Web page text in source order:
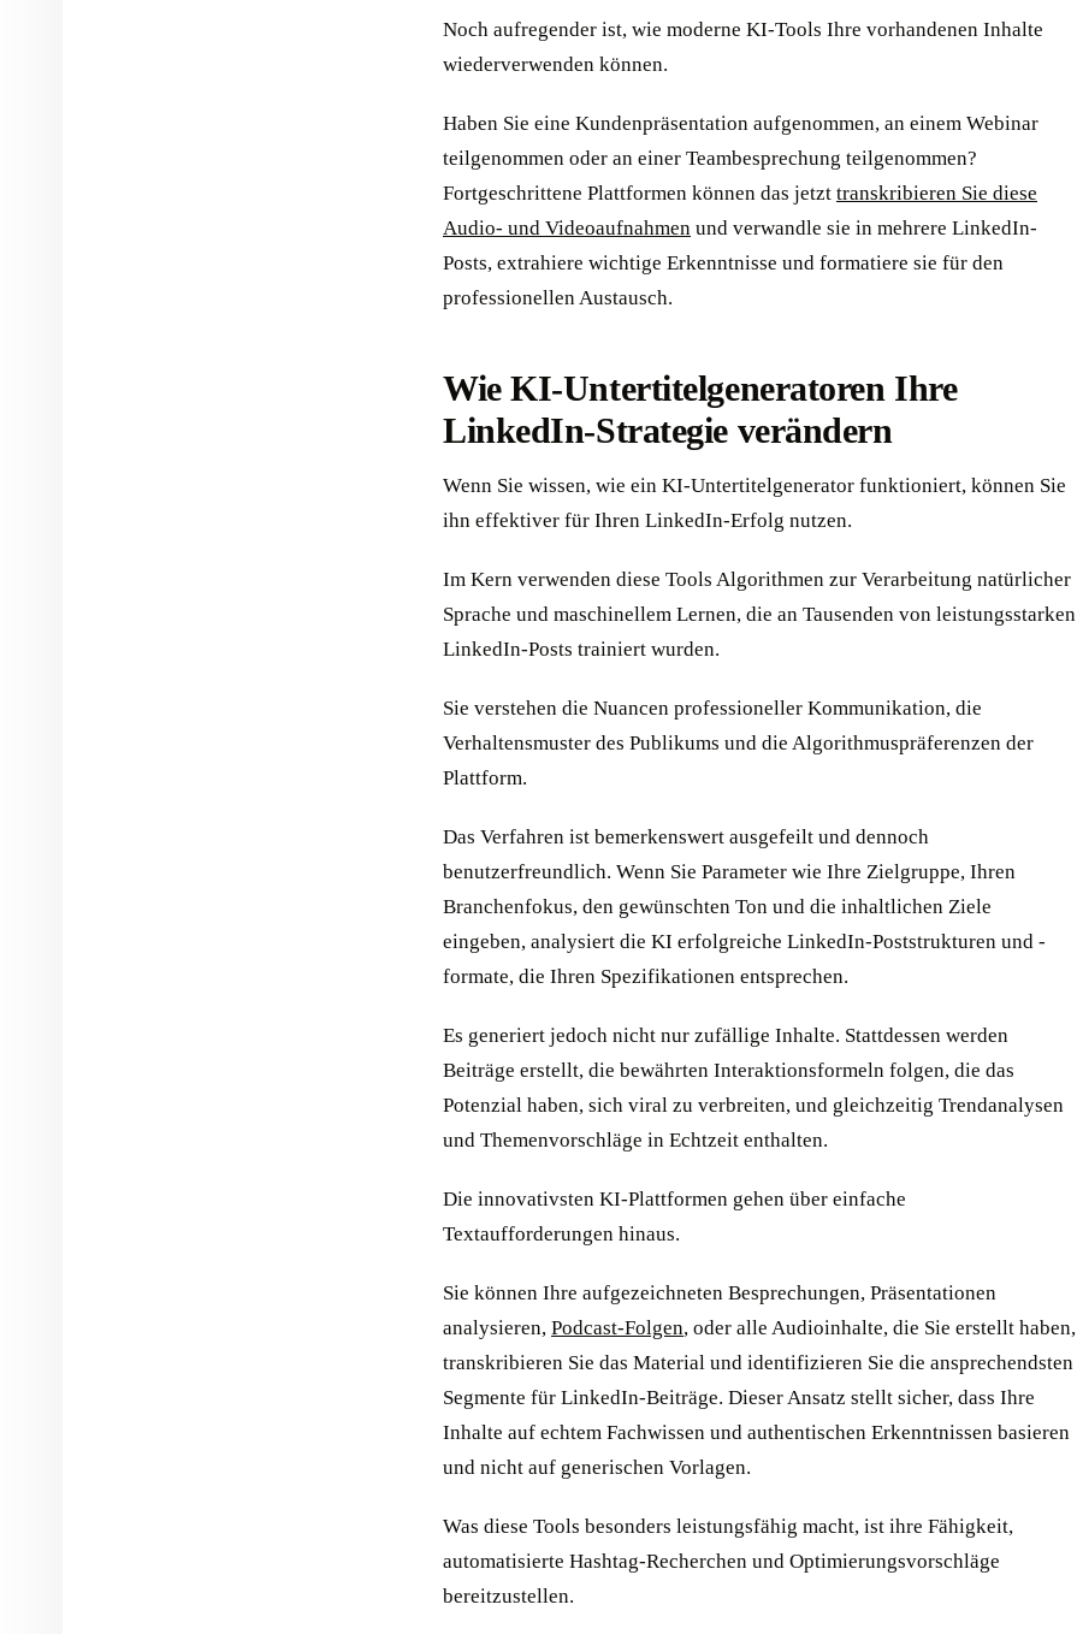
Noch aufregender ist, wie moderne KI-Tools Ihre vorhandenen Inhalte
wiederverwenden können.
Haben Sie eine Kundenpräsentation aufgenommen, an einem Webinar
teilgenommen oder an einer Teambesprechung teilgenommen?
Fortgeschrittene Plattformen können das jetzt transkribieren Sie diese
Audio- und Videoaufnahmen und verwandle sie in mehrere LinkedIn-
Posts, extrahiere wichtige Erkenntnisse und formatiere sie für den
professionellen Austausch.
Wie KI-Untertitelgeneratoren Ihre
LinkedIn-Strategie verändern
Wenn Sie wissen, wie ein KI-Untertitelgenerator funktioniert, können Sie
ihn effektiver für Ihren LinkedIn-Erfolg nutzen.
Im Kern verwenden diese Tools Algorithmen zur Verarbeitung natürlicher
Sprache und maschinellem Lernen, die an Tausenden von leistungsstarken
LinkedIn-Posts trainiert wurden.
Sie verstehen die Nuancen professioneller Kommunikation, die
Verhaltensmuster des Publikums und die Algorithmuspräferenzen der
Plattform.
Das Verfahren ist bemerkenswert ausgefeilt und dennoch
benutzerfreundlich. Wenn Sie Parameter wie Ihre Zielgruppe, Ihren
Branchenfokus, den gewünschten Ton und die inhaltlichen Ziele
eingeben, analysiert die KI erfolgreiche LinkedIn-Poststrukturen und -
formate, die Ihren Spezifikationen entsprechen.
Es generiert jedoch nicht nur zufällige Inhalte. Stattdessen werden
Beiträge erstellt, die bewährten Interaktionsformeln folgen, die das
Potenzial haben, sich viral zu verbreiten, und gleichzeitig Trendanalysen
und Themenvorschläge in Echtzeit enthalten.
Die innovativsten KI-Plattformen gehen über einfache
Textaufforderungen hinaus.
Sie können Ihre aufgezeichneten Besprechungen, Präsentationen
analysieren, Podcast-Folgen, oder alle Audioinhalte, die Sie erstellt haben,
transkribieren Sie das Material und identifizieren Sie die ansprechendsten
Segmente für LinkedIn-Beiträge. Dieser Ansatz stellt sicher, dass Ihre
Inhalte auf echtem Fachwissen und authentischen Erkenntnissen basieren
und nicht auf generischen Vorlagen.
Was diese Tools besonders leistungsfähig macht, ist ihre Fähigkeit,
automatisierte Hashtag-Recherchen und Optimierungsvorschläge
bereitzustellen.